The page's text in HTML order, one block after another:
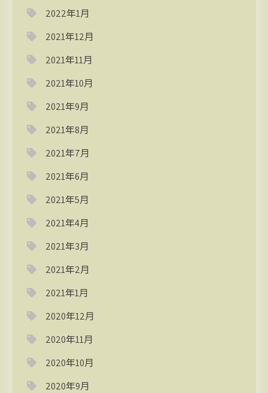
2022年1月
2021年12月
2021年11月
2021年10月
2021年9月
2021年8月
2021年7月
2021年6月
2021年5月
2021年4月
2021年3月
2021年2月
2021年1月
2020年12月
2020年11月
2020年10月
2020年9月